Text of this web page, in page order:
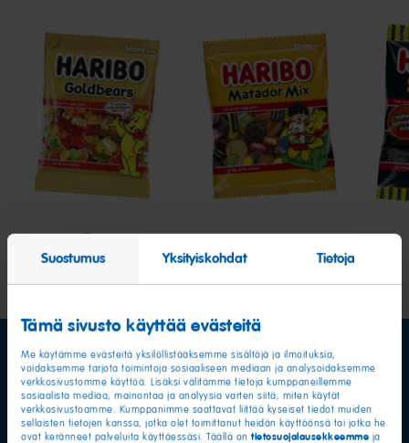
Suostumus Yksityiskohdat Tietoja
Tämä sivusto käyttää evästeitä
Me käytämme evästeitä yksilöllistääksemme sisältöjä ja ilmoituksia,
voidaksemme tarjota toimintoja sosiaaliseen mediaan ja analysoidaksemme
verkkosivustomme käyttöä. Lisäksi välitämme tietoja kumppaneillemme
sosiaalista mediaa, mainontaa ja analyysia varten siitä, miten käytät
verkkosivustoamme. Kumppanimme saattavat liittää kyseiset tiedot muiden
sellaisten tietojen kanssa, jotka olet toimittanut heidän käyttöönsä tai jotka he
ovat keränneet palveluita käyttäessäsi. Täällä on tietosuojalausekkeemme ja
Goldbears
Matador
mix
Salty
Sea